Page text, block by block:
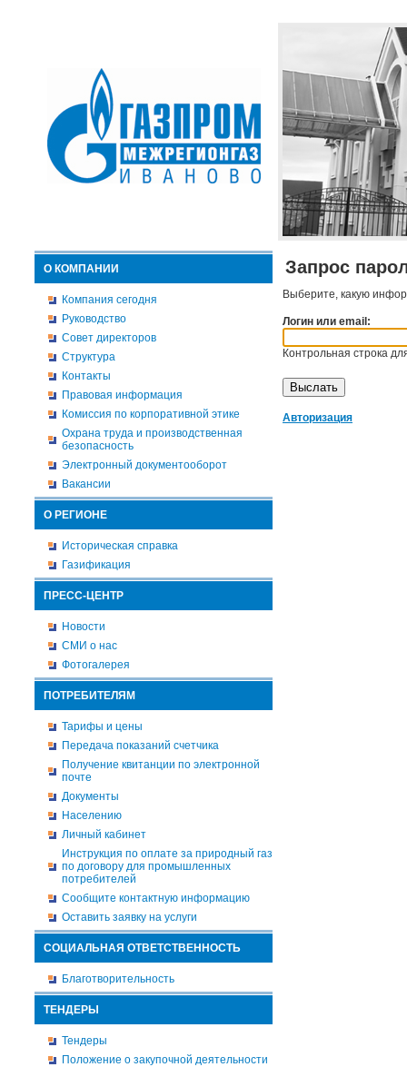
О КОМПАНИИ
Компания сегодня
Руководство
Совет директоров
Структура
Контакты
Правовая информация
Комиссия по корпоративной этике
Охрана труда и производственная
безопасность
Электронный документооборот
Вакансии
О РЕГИОНЕ
Историческая справка
Газификация
ПРЕСС-ЦЕНТР
Новости
СМИ о нас
Фотогалерея
ПОТРЕБИТЕЛЯМ
Тарифы и цены
Передача показаний счетчика
Получение квитанции по электронной
почте
Документы
Населению
Личный кабинет
Инструкция по оплате за природный газ
по договору для промышленных
потребителей
Сообщите контактную информацию
Оставить заявку на услуги
СОЦИАЛЬНАЯ ОТВЕТСТВЕННОСТЬ
Благотворительность
ТЕНДЕРЫ
Тендеры
Положение о закупочной деятельности
Запрос
Выберите, какую
Логин или email:
Контрольная строка
Авторизация